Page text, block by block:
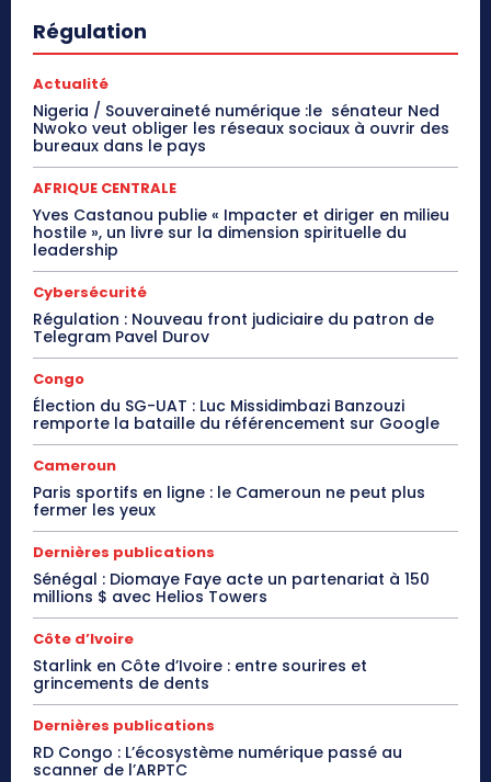
Régulation
Actualité
Nigeria / Souveraineté numérique :le sénateur Ned
Nwoko veut obliger les réseaux sociaux à ouvrir des
bureaux dans le pays
AFRIQUE CENTRALE
Yves Castanou publie « Impacter et diriger en milieu
hostile », un livre sur la dimension spirituelle du
leadership
Cybersécurité
Régulation : Nouveau front judiciaire du patron de
Telegram Pavel Durov
Congo
Élection du SG-UAT : Luc Missidimbazi Banzouzi
remporte la bataille du référencement sur Google
Cameroun
Paris sportifs en ligne : le Cameroun ne peut plus
fermer les yeux
Dernières publications
Sénégal : Diomaye Faye acte un partenariat à 150
millions $ avec Helios Towers
Côte d’Ivoire
Starlink en Côte d’Ivoire : entre sourires et
grincements de dents
Dernières publications
RD Congo : L’écosystème numérique passé au
scanner de l’ARPTC